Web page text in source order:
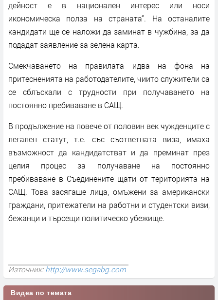
дейност е в национален интерес или носи
икономическа полза на страната“. На останалите
кандидати ще се наложи да заминат в чужбина, за да
подадат заявление за зелена карта.
Смекчаването на правилата идва на фона на
притесненията на работодателите, чиито служители са
се сблъскали с трудности при получаването на
постоянно пребиваване в САЩ.
В продължение на повече от половин век чужденците с
легален статут, т.е. със съответната виза, имаха
възможност да кандидатстват и да преминат през
целия процес за получаване на постоянно
пребиваване в Съединените щати от територията на
САЩ. Това засягаше лица, омъжени за американски
граждани, притежатели на работни и студентски визи,
бежанци и търсещи политическо убежище.
Източник:http://www.segabg.com
Видеа по темата